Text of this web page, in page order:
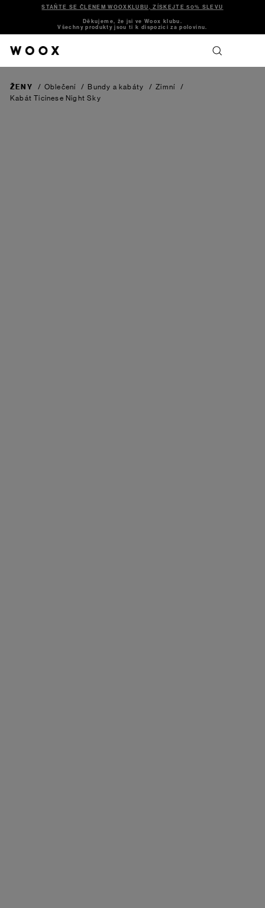
STAŇTE SE ČLENEM WOOXKLUBU, ZÍSKEJTE 50% SLEVU
Děkujeme, že jsi ve Woox klubu.
Všechny produkty jsou ti k dispozici za polovinu.
ŽENY / Oblečení / Bundy a kabáty / Zimní
/
Kabát Ticinese Night Sky